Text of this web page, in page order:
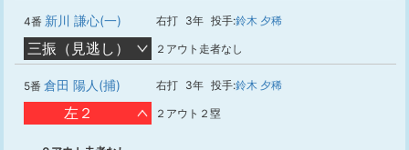
4番 新川 謙心(一) 右打 3年 投手:鈴木 夕稀
三振（見逃し） ２アウト走者なし
5番 倉田 陽人(捕) 右打 3年 投手:鈴木 夕稀
左２ ２アウト２塁